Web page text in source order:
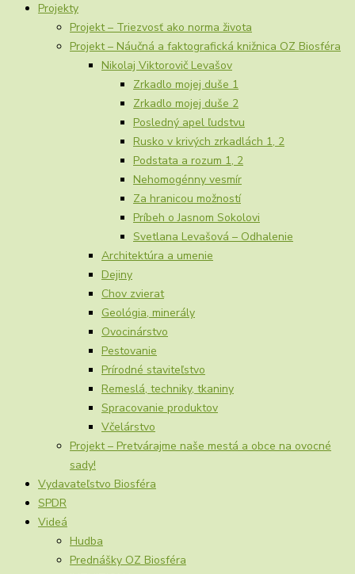
Projekty
Projekt – Triezvosť ako norma života
Projekt – Náučná a faktografická knižnica OZ Biosféra
Nikolaj Viktorovič Levašov
Zrkadlo mojej duše 1
Zrkadlo mojej duše 2
Posledný apel ľudstvu
Rusko v krivých zrkadlách 1, 2
Podstata a rozum 1, 2
Nehomogénny vesmír
Za hranicou možností
Príbeh o Jasnom Sokolovi
Svetlana Levašová – Odhalenie
Architektúra a umenie
Dejiny
Chov zvierat
Geológia, minerály
Ovocinárstvo
Pestovanie
Prírodné staviteľstvo
Remeslá, techniky, tkaniny
Spracovanie produktov
Včelárstvo
Projekt – Pretvárajme naše mestá a obce na ovocné
sady!
Vydavateľstvo Biosféra
SPDR
Videá
Hudba
Prednášky OZ Biosféra